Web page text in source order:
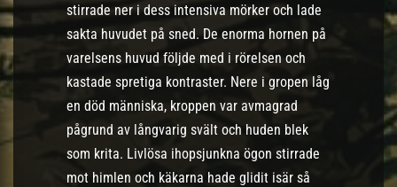
stirrade ner i dess intensiva mörker och lade
sakta huvudet på sned. De enorma hornen på
varelsens huvud följde med i rörelsen och
kastade spretiga kontraster. Nere i gropen låg
en död människa, kroppen var avmagrad
pågrund av långvarig svält och huden blek
som krita. Livlösa ihopsjunkna ögon stirrade
mot himlen och käkarna hade glidit isär så